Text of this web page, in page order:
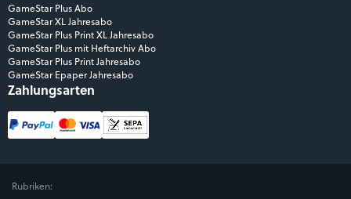
GameStar Plus Abo
GameStar XL Jahresabo
GameStar Plus Print XL Jahresabo
GameStar Plus mit Heftarchiv Abo
GameStar Plus Print Jahresabo
GameStar Epaper Jahresabo
Zahlungsarten
Rubriken: